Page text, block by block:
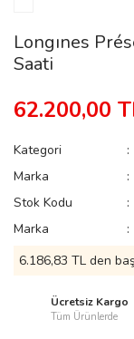
Longınes
Saati
62.200,00
Kategori
Marka
Stok Kodu
Marka
6.186,83 TL den
Ücretsiz Kargo
Tüm Ürünlerde